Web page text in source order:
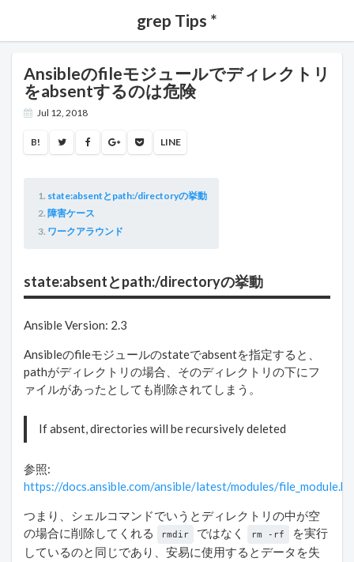
grep Tips *
Ansibleのfileモジュールでディレクトリ
をabsentするのは危険
Jul 12, 2018
B! LINE
state:absentとpath:/directoryの挙動
障害ケース
ワークアラウンド
state:absentとpath:/directoryの挙動
Ansible Version: 2.3
Ansibleのfileモジュールのstateでabsentを指定すると、
pathがディレクトリの場合、そのディレクトリの下にフ
ァイルがあったとしても削除されてしまう。
If absent, directories will be recursively deleted
参照:
https://docs.ansible.com/ansible/latest/modules/
つまり、シェルコマンドでいうとディレクトリの中が空
の場合に削除してくれる
rmdir ではなく rm -rf
を実行
しているのと同じであり、安易に使用するとデータを失